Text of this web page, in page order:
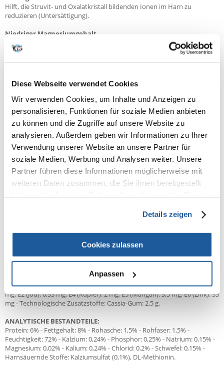
Diese Webseite verwendet Cookies
Wir verwenden Cookies, um Inhalte und Anzeigen zu
personalisieren, Funktionen für soziale Medien anbieten
zu können und die Zugriffe auf unsere Website zu
analysieren. Außerdem geben wir Informationen zu Ihrer
Verwendung unserer Website an unsere Partner für
soziale Medien, Werbung und Analysen weiter. Unsere
Partner führen diese Informationen möglicherweise mit
weiteren Daten zusammen, die Sie ihnen bereitgestellt
Details zeigen
Cookies zulassen
Anpassen
Hilft, die Struvit- und Oxalatkristall bildenden Ionen im Harn zu
reduzieren (Untersättigung).
Niedriger Magnesiumgehalt
Magnesium ist ein Hauptbestandteil von Struvitsteinen
(Ammoniummagnesiumphosphat).
Blasenentzündung, Prophylaxe von Kalziumoxalatsteinen, Prophylaxe
von Struvitsteinen, Auflösung von Struvitsteinen
Gegenanzeige
Hyperlipidämie, parallele Behandlung mit harnansäuernden
Medikamenten, Herzinsuffizienz, chronische Niereninsuffizienz,
metabolische Azidose, Pankreatitis, trächtige und säugende Hündinnen
- Welpen, Trächtigkeit, Laktation, Wachstum, chronische
Niereninsuffizienz (CNI)
Sowohl der Struvit-, als auch der Kalziumoxalatsteinbildung wird über
ZUSAMMENSETZUNG:
Fleisch und tierische Nebenerzeugnisse (Huhn), Getreide, pflanzliche
Nebenerzeugnisse, Öle und Fette, pflanzliche Eiweißextrakte
(Maiskleberfutter), Mineralstoffe, Zucker.
Ernährungsphysiologische Zusatzstoffe: Vitamin D3: 190 IE, E1 (Eisen): 11
mg, E2 (Jod): 0,33 mg, E4 (Kupfer): 2 mg, E5 (Mangan): 3,5 mg, E6 (Zink): 33
mg - Technologische Zusatzstoffe: Cassia-Gum: 2,5 g.
ANALYTISCHE BESTANDTEILE:
Protein: 6% - Fettgehalt: 8% - Rohasche: 1,5% - Rohfaser: 1,5% -
Feuchtigkeit: 72% - Kalzium: 0,24% - Phosphor: 0,25% - Natrium: 0,15% -
Magnesium: 0,02% - Kalium: 0,24% - Chlorid: 0,2% - Schwefel: 0,15% -
Harnsäuernde Stoffe: Kalziumsulfat (0,1%), DL-Methionin.